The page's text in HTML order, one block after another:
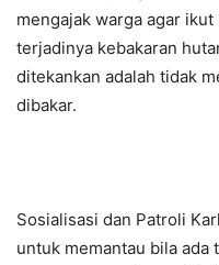
mengajak warga agar
terjadinya kebakaran
ditekankan adalah tidak
dibakar.
Sosialisasi dan Patroli
untuk memantau bila